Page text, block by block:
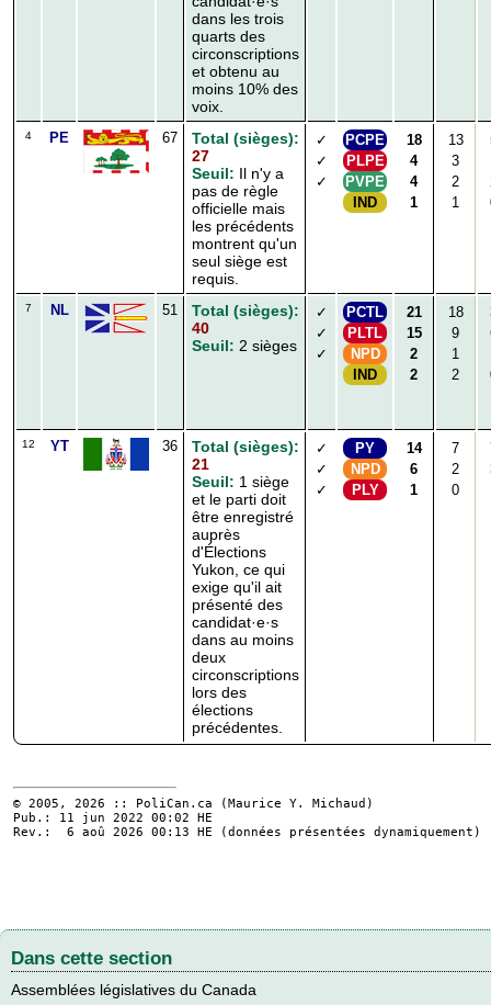
dans les trois
quarts des
circonscriptions
et obtenu au
moins 10% des
voix.
4 PE 67
Total (sièges):
27
Seuil: Il n'y a
pas de règle
officielle mais
les précédents
montrent qu'un
seul siège est
requis.
✓
✓
✓
PCPE
PLPE
PVPE
IND
18
4
4
1
13
3
2
1
7 NL 51
Total (sièges):
40
Seuil: 2 sièges
✓
✓
✓
PCTL
PLTL
NPD
IND
21
15
2
2
18
9
1
2
12 YT 36
Total (sièges):
21
Seuil: 1 siège
et le parti doit
être enregistré
auprès
d'Élections
Yukon, ce qui
exige qu'il ait
présenté des
candidat·e·s
dans au moins
deux
circonscriptions
lors des
élections
précédentes.
✓
✓
✓
PY
NPD
PLY
14
6
1
7
2
0
© 2005, 2026 :: PoliCan.ca (Maurice Y. Michaud )
Pub.: 11 jun 2022 00:02 HE
Rev.: 6 aoû 2026 00:13 HE (données présentées dynamiquement)
Dans cette section
Assemblées législatives du Canada